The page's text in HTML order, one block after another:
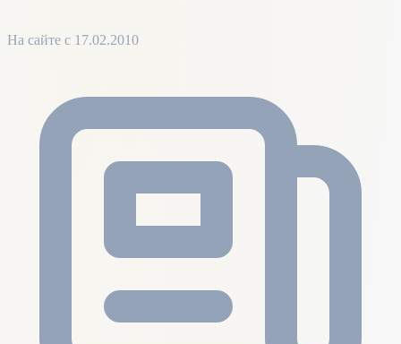
На сайте с 17.02.2010